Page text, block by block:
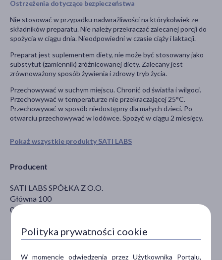
Pokaż wszystkie produkty SATI LABS
Producent
SATI LABS SPÓŁKA Z O.O.
Główna 100
05-806 Nowa Wieś
Ostrzeżenia dotyczące bezpieczeństwa
Nie stosować w przypadku nadwrażliwości na którykolwiek ze
składników preparatu. Nie należy przekraczać zalecanej porcji do
spożycia w ciągu dnia. Nieodpowiedni w czasie ciąży i laktacji.
Preparat jest suplementem diety, nie może być stosowany jako
substytut (zamiennik) zróżnicowanej diety. Zalecany jest
zrównoważony sposób żywienia i zdrowy tryb życia.
Przechowywać w suchym miejscu. Chronić od światła i wilgoci.
Przechowywać w temperaturze nie przekraczającej 25°C.
Przechowywać w sposób niedostępny dla małych dzieci. Po
otwarciu przechowywać w lodówce. Spożyć w ciągu 2 miesięcy.
Polityka prywatności cookie
W momencie odwiedzenia przez Użytkownika Portalu,